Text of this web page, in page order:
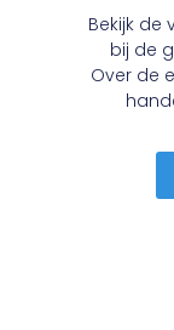
Bekijk
bij de
Over de